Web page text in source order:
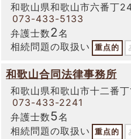
和歌山県和歌山市六番丁
073-433-5133
弁護士数2名
相続問題の取扱い
重点的
和歌山合同法律事務所
和歌山県和歌山市十二番
073-433-2241
弁護士数5名
相続問題の取扱い
重点的